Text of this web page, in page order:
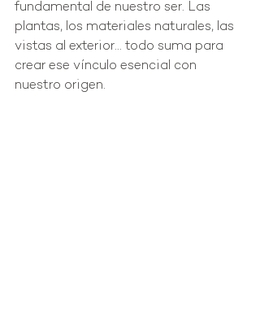
fundamental de nuestro ser. Las
plantas, los materiales naturales, las
vistas al exterior... todo suma para
crear ese vínculo esencial con
nuestro origen.